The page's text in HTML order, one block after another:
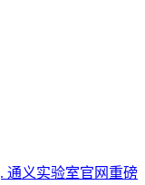
通义实验室官网重磅